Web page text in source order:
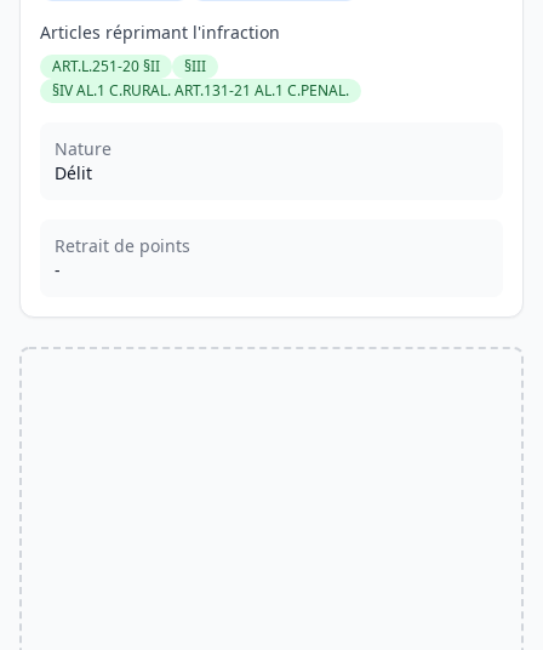
Articles réprimant l'infraction
ART.L.251-20 §II
§III
§IV AL.1 C.RURAL. ART.131-21 AL.1 C.PENAL.
Nature
Délit
Retrait de points
-